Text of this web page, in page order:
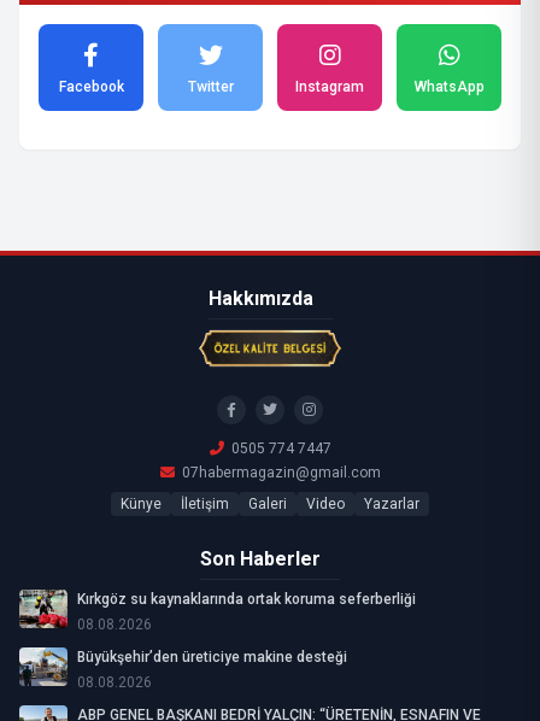
Facebook Twitter Instagram WhatsApp
Hakkımızda
0505 774 7447
07habermagazin@gmail.com
Künye
İletişim Galeri Video Yazarlar
Son Haberler
Kırkgöz su kaynaklarında ortak koruma seferberliği
08.08.2026
Büyükşehir’den üreticiye makine desteği
08.08.2026
ABP GENEL BAŞKANI BEDRİ YALÇIN: “ÜRETENİN, ESNAFIN VE